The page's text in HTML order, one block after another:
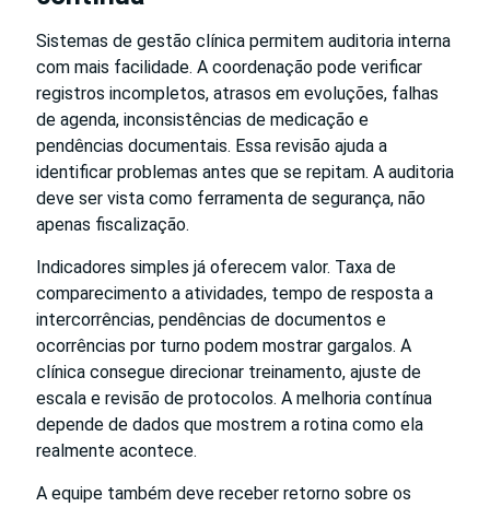
Sistemas de gestão clínica permitem auditoria interna
com mais facilidade. A coordenação pode verificar
registros incompletos, atrasos em evoluções, falhas
de agenda, inconsistências de medicação e
pendências documentais. Essa revisão ajuda a
identificar problemas antes que se repitam. A auditoria
deve ser vista como ferramenta de segurança, não
apenas fiscalização.
Indicadores simples já oferecem valor. Taxa de
comparecimento a atividades, tempo de resposta a
intercorrências, pendências de documentos e
ocorrências por turno podem mostrar gargalos. A
clínica consegue direcionar treinamento, ajuste de
escala e revisão de protocolos. A melhoria contínua
depende de dados que mostrem a rotina como ela
realmente acontece.
A equipe também deve receber retorno sobre os